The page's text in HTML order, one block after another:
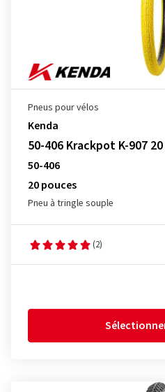
Pneus pour vélos
Kenda
50-406 Krackpot K-907
50-406
20 pouces
Pneu à tringle souple
(2)